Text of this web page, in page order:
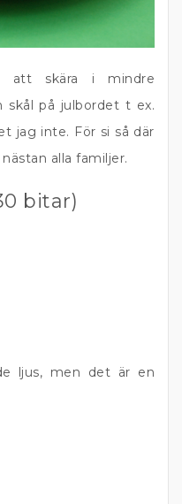
att skära i mindre
skål på julbordet t ex.
jag inte. För si så där
alla familjer.
bitar)
ljus, men det är en